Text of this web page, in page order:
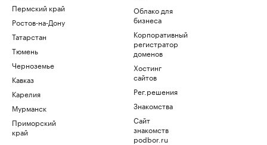
Пермский край
Ростов-на-Дону
Татарстан
Тюмень
Черноземье
Кавказ
Карелия
Мурманск
Приморский
край
Облако для
бизнеса
Корпоративный
регистратор
доменов
Хостинг
сайтов
Рег.решения
Знакомства
Сайт
знакомств
podbor.ru